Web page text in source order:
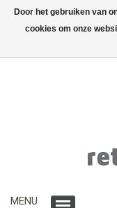
MENU
Door het gebruiken van
cookies om onze